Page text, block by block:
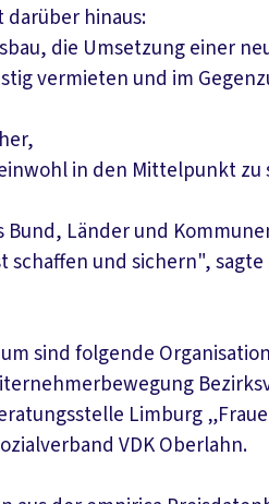
darüber hinaus:
die Umsetzung einer
vermieten und im
in den Mittelpunkt zu
Bund, Länder und
und sichern", sagte
sind folgende
Limburg
VDK Oberlahn.